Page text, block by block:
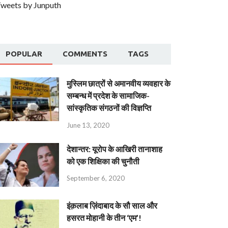
by Junputh
POPULAR COMMENTS TAGS
मुस्लिम छात्रों से अमानवीय व्यवहार के
सम्बन्ध में प्रदेश के सामाजिक-
सांस्कृतिक संगठनों की विज्ञप्ति
June 13, 2020
देशान्‍तर: यूरोप के आखिरी तानाशाह
को एक शिक्षिका की चुनौती
September 6, 2020
इंक़लाब ज़िंदाबाद के सौ साल और
हसरत मोहानी के तीन ‘एम’!